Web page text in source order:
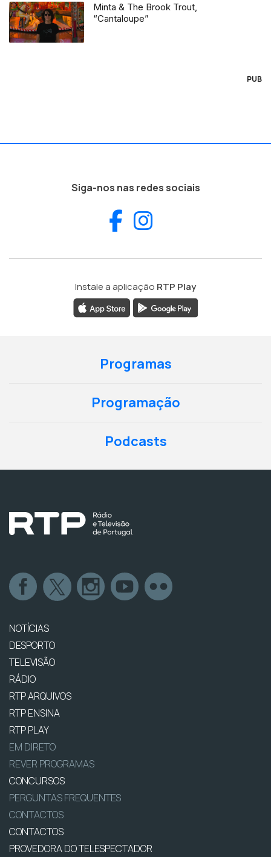
Minta & The Brook Trout,
“Cantaloupe”
PUB
Siga-nos nas redes sociais
Facebook
Instale a aplicação RTP Play
Programas
Programação
Podcasts
NOTÍCIAS
DESPORTO
TELEVISÃO
RÁDIO
RTP ARQUIVOS
RTP ENSINA
RTP PLAY
EM DIRETO
REVER PROGRAMAS
CONCURSOS
PERGUNTAS FREQUENTES
CONTACTOS
CONTACTOS
PROVEDORA DO TELESPECTADOR